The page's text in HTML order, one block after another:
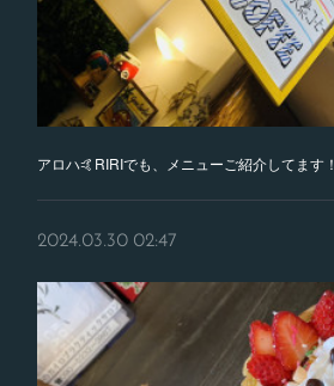
アロハ🤙RIRIでも、メニューご紹介してます！
2024.03.30 02:47